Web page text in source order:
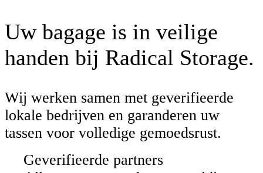
Uw bagage is in veilige
handen bij Radical Storage.
Wij werken samen met geverifieerde
lokale bedrijven en garanderen uw
tassen voor volledige gemoedsrust.
Geverifieerde partners